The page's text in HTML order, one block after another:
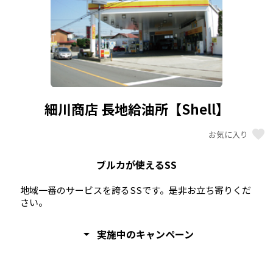
細川商店 長地給油所【Shell】
お気に入り favorite
ブルカが使えるSS
地域一番のサービスを誇るSSです。是非お立ち寄りくだ
さい。
arrow_drop_down 実施中のキャンペーン